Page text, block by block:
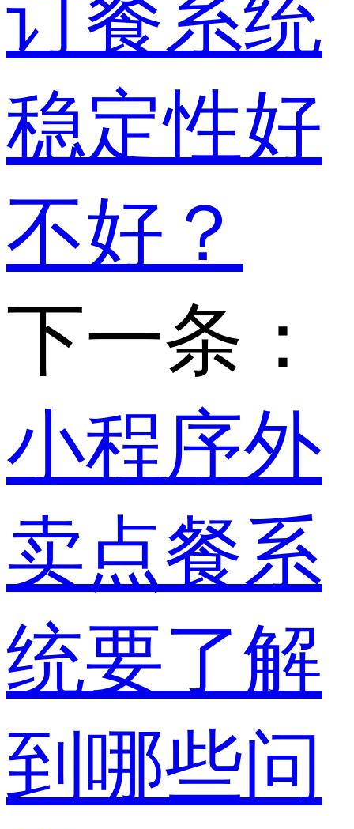
订餐系统
稳定性好
不好？
下一条：
小程序外
卖点餐系
统要了解
到哪些问